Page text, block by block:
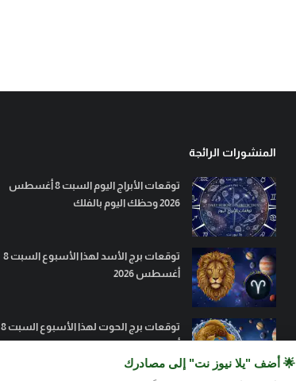
المنشورات الرائجة
توقعات الأبراج اليوم السبت 8 أغسطس
2026 وحظك اليوم بالفلك
توقعات برج الأسد لهذا الأسبوع السبت 8
أغسطس 2026
توقعات برج الحوت لهذا الأسبوع السبت 8
أغسطس 2026
🌟 أضف "يلا نيوز نت" إلى مصادرك